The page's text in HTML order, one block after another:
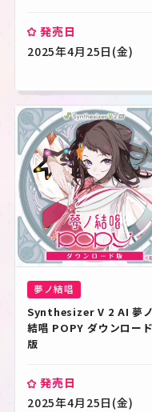
発売日
2025年4月25日(金)
夢ノ結唱
Synthesizer V 2 AI 夢ノ
結唱 POPY ダウンロード
版
発売日
2025年4月25日(金)